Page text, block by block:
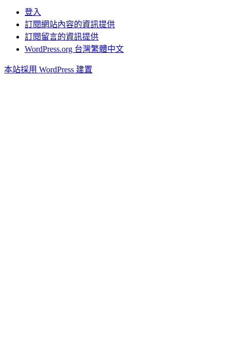
登入
訂閱網站內容的資訊提供
訂閱留言的資訊提供
WordPress.org 台灣繁體中文
本站採用 WordPress 建置